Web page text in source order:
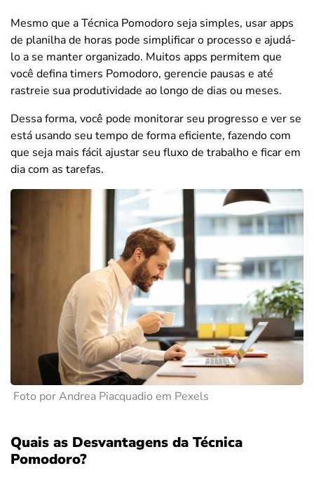
Mesmo que a Técnica Pomodoro seja simples, usar apps
de planilha de horas pode simplificar o processo e ajudá-
lo a se manter organizado. Muitos apps permitem que
você defina timers Pomodoro, gerencie pausas e até
rastreie sua produtividade ao longo de dias ou meses.
Dessa forma, você pode monitorar seu progresso e ver se
está usando seu tempo de forma eficiente, fazendo com
que seja mais fácil ajustar seu fluxo de trabalho e ficar em
dia com as tarefas.
Foto por Andrea Piacquadio em Pexels
Quais as Desvantagens da Técnica
Pomodoro?